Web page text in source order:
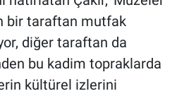
bir taraftan mutfak
diğer taraftan da
bu kadim topraklarda
kültürel izlerini